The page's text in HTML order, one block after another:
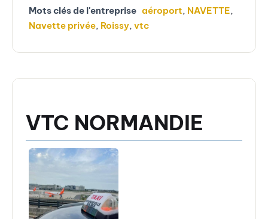
Mots clés de l'entreprise aéroport, NAVETTE,
Navette privée, Roissy, vtc
VTC NORMANDIE